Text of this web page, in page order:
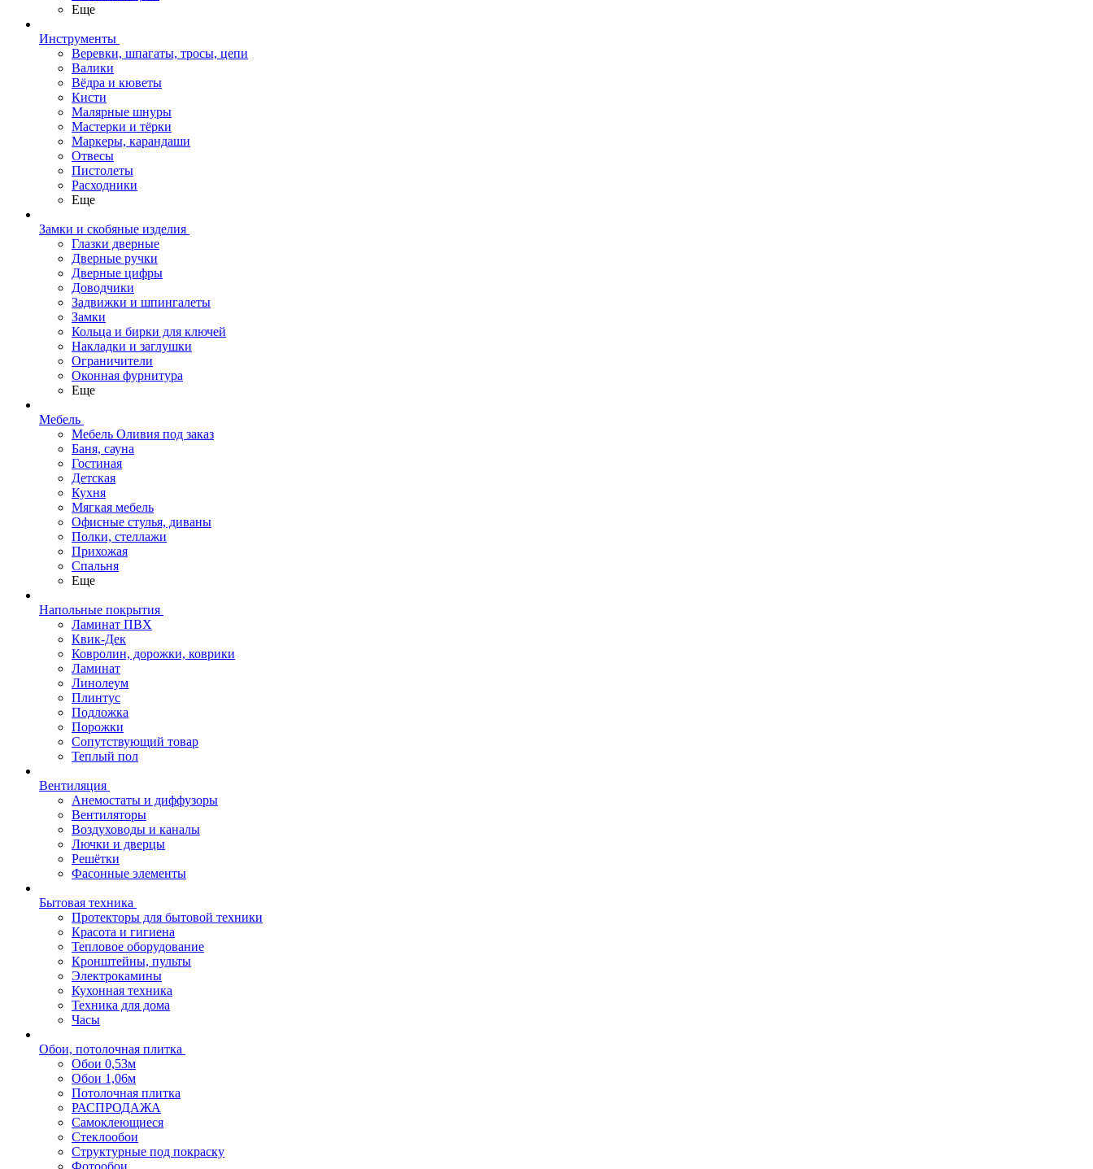
Еще
Инструменты
Веревки, шпагаты, тросы, цепи
Валики
Вёдра и кюветы
Кисти
Малярные шнуры
Мастерки и тёрки
Маркеры, карандаши
Отвесы
Пистолеты
Расходники
Еще
Замки и скобяные изделия
Глазки дверные
Дверные ручки
Дверные цифры
Доводчики
Задвижки и шпингалеты
Замки
Кольца и бирки для ключей
Накладки и заглушки
Ограничители
Оконная фурнитура
Еще
Мебель
Мебель Оливия под заказ
Баня, сауна
Гостиная
Детская
Кухня
Мягкая мебель
Офисные стулья, диваны
Полки, стеллажи
Прихожая
Спальня
Еще
Напольные покрытия
Ламинат ПВХ
Квик-Дек
Ковролин, дорожки, коврики
Ламинат
Линолеум
Плинтус
Подложка
Порожки
Сопутствующий товар
Теплый пол
Вентиляция
Анемостаты и диффузоры
Вентиляторы
Воздуховоды и каналы
Лючки и дверцы
Решётки
Фасонные элементы
Бытовая техника
Протекторы для бытовой техники
Красота и гигиена
Тепловое оборудование
Кронштейны, пульты
Электрокамины
Кухонная техника
Техника для дома
Часы
Обои, потолочная плитка
Обои 0,53м
Обои 1,06м
Потолочная плитка
РАСПРОДАЖА
Самоклеющиеся
Стеклообои
Структурные под покраску
Фотообои